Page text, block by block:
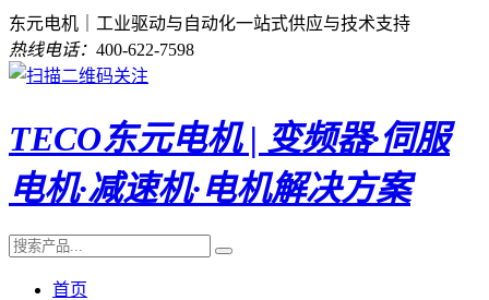
东元电机｜工业驱动与自动化一站式供应与技术支持
热线电话： 400-622-7598
TECO东元电机 | 变频器·伺服
电机·减速机·电机解决方案
首页